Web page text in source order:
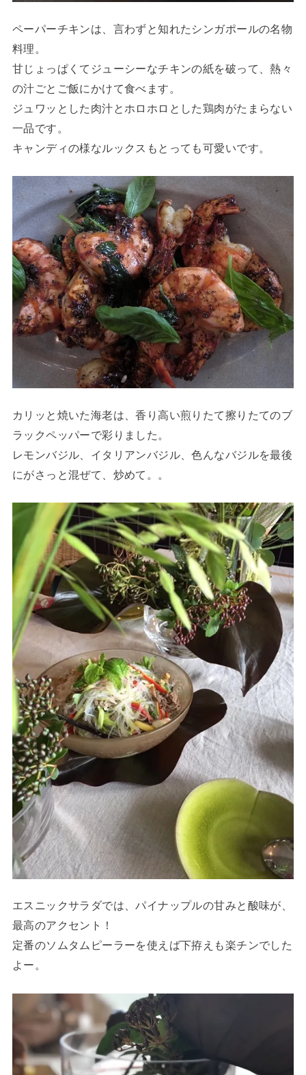
ペーパーチキンは、言わずと知れたシンガポールの名物
料理。
甘じょっぱくてジューシーなチキンの紙を破って、熱々
の汁ごとご飯にかけて食べます。
ジュワッとした肉汁とホロホロとした鶏肉がたまらない
一品です。
キャンディの様なルックスもとっても可愛いです。
カリッと焼いた海老は、香り高い煎りたて擦りたてのブ
ラックペッパーで彩りました。
レモンバジル、イタリアンバジル、色んなバジルを最後
にがさっと混ぜて、炒めて。。
エスニックサラダでは、パイナップルの甘みと酸味が、
最高のアクセント！
定番のソムタムピーラーを使えば下拵えも楽チンでした
よー。